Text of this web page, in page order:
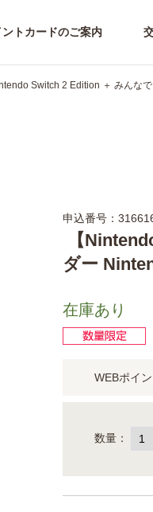
ントカードのご案内
Switch 2 Edition ＋ みんな
申込番号：
【
ダー
在庫あり
WEBポイン
数量：